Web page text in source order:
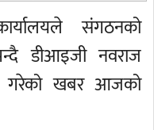
संगठनको
डीआइजी नवराज
गरेको खबर आजको